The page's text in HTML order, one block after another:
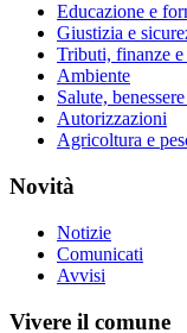
Educazione e
Giustizia e
Tributi, finanze
Ambiente
Salute,
Autorizzazioni
Agricoltura e
Novità
Notizie
Comunicati
Avvisi
Vivere il comune